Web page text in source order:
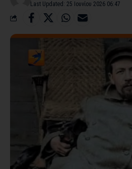
Last Updated: 25 Ιουνίου 2026 06:47